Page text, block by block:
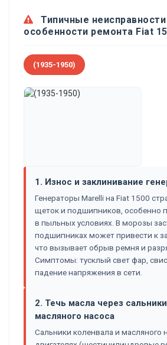
Типичные
особенности ремонта Fiat
(1935-1950)
1. Износ и заклинивание
Генераторы Marelli на Fiat 1500
щеток и подшипников, особенно
в пыльных условиях. В морозы
подшипниках может привести к
что вызывает обрыв ремня и
Симптомы: тусклый свет фар,
падение напряжения в сети.
2. Течь масла через
масляного насоса
Сальники коленвала и масляного